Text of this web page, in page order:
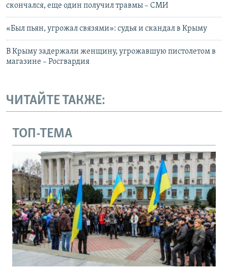
скончался, еще один получил травмы – СМИ
«Был пьян, угрожал связями»: судья и скандал в Крыму
В Крыму задержали женщину, угрожавшую пистолетом в
магазине – Росгвардия
ЧИТАЙТЕ ТАКЖЕ:
ТОП-ТЕМА